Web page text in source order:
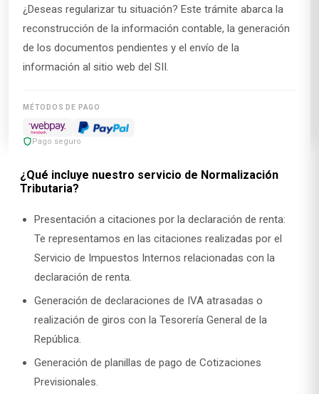
¿Deseas regularizar tu situación? Este trámite abarca la
reconstrucción de la información contable, la generación
de los documentos pendientes y el envío de la
información al sitio web del SII.
MÉTODOS DE PAGO
Pago seguro
¿Qué incluye nuestro servicio de Normalización
Tributaria?
Presentación a citaciones por la declaración de renta:
Te representamos en las citaciones realizadas por el
Servicio de Impuestos Internos relacionadas con la
declaración de renta.
Generación de declaraciones de IVA atrasadas o
realización de giros con la Tesorería General de la
República.
Generación de planillas de pago de Cotizaciones
Previsionales.